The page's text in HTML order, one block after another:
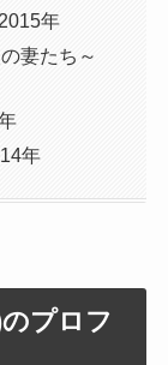
年
妻たち～
年
プロフ